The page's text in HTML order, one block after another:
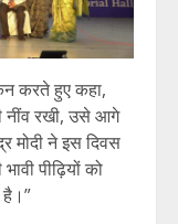
करते हुए कहा,
नींव रखी, उसे आगे
मोदी ने इस दिवस
पीढ़ियों को
है।”